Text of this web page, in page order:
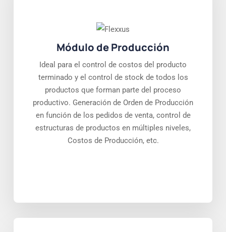
Módulo de Producción
Ideal para el control de costos del producto
terminado y el control de stock de todos los
productos que forman parte del proceso
productivo. Generación de Orden de Producción
en función de los pedidos de venta, control de
estructuras de productos en múltiples niveles,
Costos de Producción, etc.